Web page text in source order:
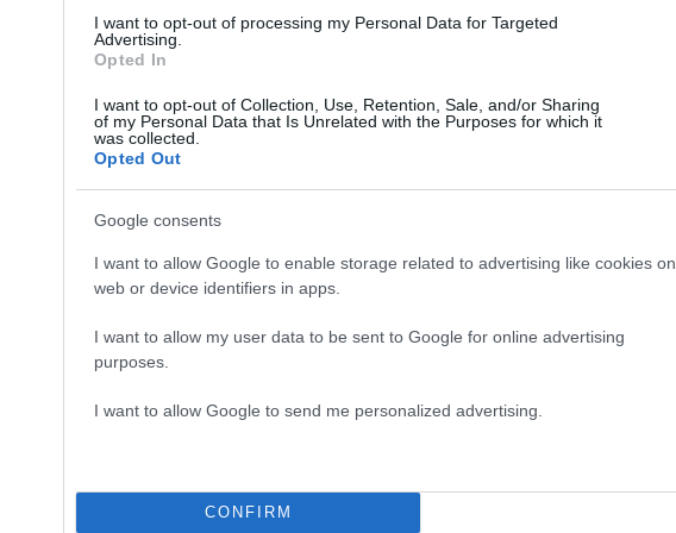
I want to opt-out of processing my Personal Data for Targeted
Advertising.
Opted In
I want to opt-out of Collection, Use, Retention, Sale, and/or Sharing
of my Personal Data that Is Unrelated with the Purposes for which it
was collected.
Opted Out
Google consents
I want to allow Google to enable storage related to advertising like cookies on
web or device identifiers in apps.
I want to allow my user data to be sent to Google for online advertising
purposes.
I want to allow Google to send me personalized advertising.
CONFIRM
BREAKING: Eight children were killed early this morning in a mass